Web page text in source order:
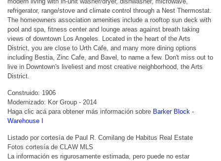
refrigerator, range/stove and climate control through a Nest Thermostat.
The homeowners association amenities include a rooftop sun deck with
pool and spa, fitness center and lounge areas against breath taking
views of downtown Los Angeles. Located in the heart of the Arts
District, you are close to Urth Cafe, and many more dining options
including Bestia, Zinc Cafe, and Bavel, to name a few. Don't miss out to
live in Downtown's liveliest and most creative neighborhood, the Arts
District.
Construido: 1906
Modernizado: Kor Group - 2014
Haga clic acá para obtener más información sobre Barker Block -
Warehouse I
Listado por cortesía de Paul R. Comilang de Habitus Real Estate
Fotos cortesía de CLAW MLS
La información es rigurosamente estimada, pero puede no estar